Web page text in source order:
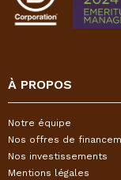
À PROPOS
Notre équipe
Nos offres de
Nos investissements
Mentions légales